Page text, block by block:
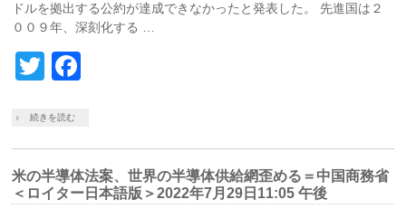
ドルを拠出する公約が達成できなかったと発表した。 先進国は２
００９年、深刻化する …
Twitter
続きを読む
米の半導体法案、世界の半導体供給網歪める＝中国商務省
＜ロイター日本語版＞2022年7月29日11:05 午後